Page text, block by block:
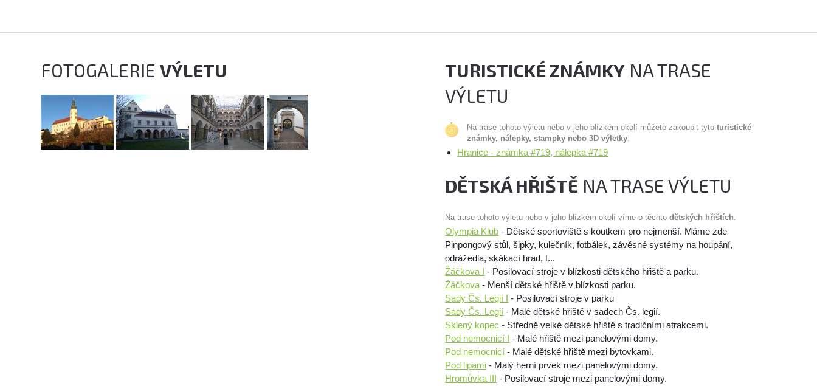
FOTOGALERIEVÝLETU TURISTICKÉ ZNÁMKY NA TRASE
VÝLETU
Na trase tohoto výletu nebo v jeho blízkém okolí můžete zakoupit tytoturistické
známky, nálepky, stampky nebo 3D výletky:
Hranice - známka #719, nálepka #719
DĚTSKÁ HŘIŠTĚ NA TRASE VÝLETU
Na trase tohoto výletu nebo v jeho blízkém okolí víme o těchtodětských hřištích:
Olympia Klub - Dětské sportoviště s koutkem pro nejmenší. Máme zde
Pinpongový stůl, šipky, kulečník, fotbálek, závěsné systémy na houpání,
odrážedla, skákací hrad, t...
Žáčkova I - Posilovací stroje v blízkosti dětského hřiště a parku.
Žáčkova - Menší dětské hřiště v blízkosti parku.
Sady Čs. Legií I - Posilovací stroje v parku
Sady Čs. Legií - Malé dětské hřiště v sadech Čs. legií.
Sklený kopec - Středně velké dětské hřiště s tradičními atrakcemi.
Pod nemocnicí I - Malé hřiště mezi panelovými domy.
Pod nemocnicí - Malé dětské hřiště mezi bytovkami.
Pod lipami - Malý herní prvek mezi panelovými domy.
Hromůvka III - Posilovací stroje mezi panelovými domy.